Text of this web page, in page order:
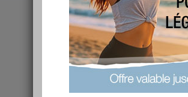
Pour ma part ça va je gère ... je
sont pas là mais je pense
Allez bonne semaine